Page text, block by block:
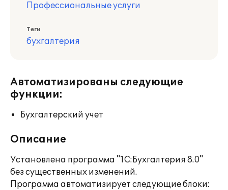
Профессиональные услуги
Теги
бухгалтерия
Автоматизированы следующие
функции:
Бухгалтерский учет
Описание
Установлена программа "1С:Бухгалтерия 8.0"
без существенных изменений.
Программа автоматизирует следующие блоки: